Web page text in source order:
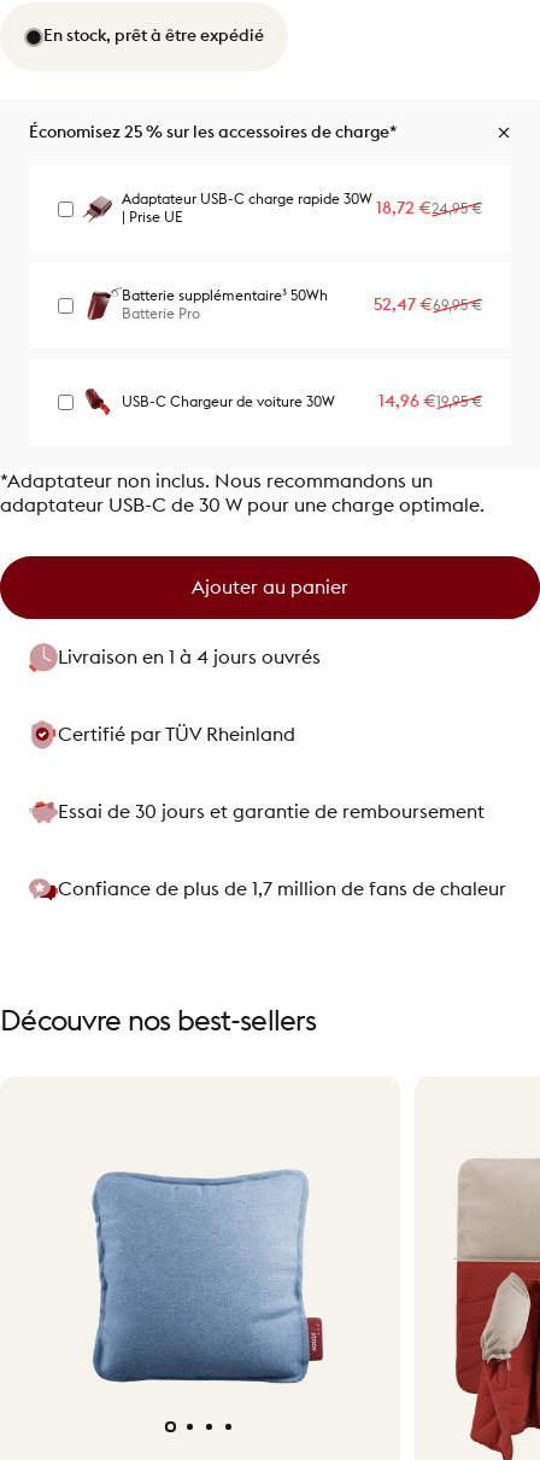
En stock, prêt à être expédié
Économisez 25 % sur les accessoires de charge*
Adaptateur USB-C charge rapide 30W
| Prise UE
Prix
18,72 €
Prix habituel
24,95 €
Batterie supplémentaire³ 50Wh
Batterie Pro
Prix
52,47 €
Prix habituel
69,95 €
USB-C Chargeur de voiture 30W Prix
14,96 €
Prix habituel
19,95 €
*Adaptateur non inclus. Nous recommandons un
adaptateur USB-C de 30 W pour une charge optimale.
Ajouter au panier
Livraison en 1 à 4 jours ouvrés
Certifié par TÜV Rheinland
Essai de 30 jours et garantie de remboursement
Confiance de plus de 1,7 million de fans de chaleur
Découvre nos best-sellers